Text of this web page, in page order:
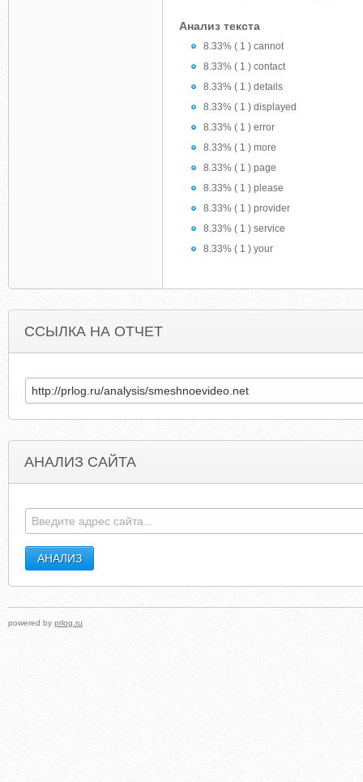
Анализ текста
8.33% ( 1 ) cannot
8.33% ( 1 ) contact
8.33% ( 1 ) details
8.33% ( 1 ) displayed
8.33% ( 1 ) error
8.33% ( 1 ) more
8.33% ( 1 ) page
8.33% ( 1 ) please
8.33% ( 1 ) provider
8.33% ( 1 ) service
8.33% ( 1 ) your
ССЫЛКА НА ОТЧЕТ
АНАЛИЗ САЙТА
powered by prlog.ru